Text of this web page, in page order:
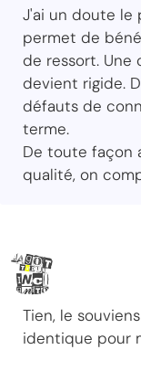
J'ai un doute le
permet de
de ressort.
devient rigide.
défauts de
terme.
De toute façon
qualité, on
Tien, le
identique pour